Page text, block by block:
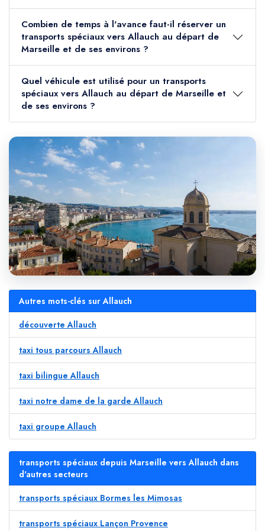
Combien de temps à l'avance faut-il réserver un
transports spéciaux vers Allauch au départ de
Marseille et de ses environs ?
Quel véhicule est utilisé pour un transports
spéciaux vers Allauch au départ de Marseille et
de ses environs ?
Autres mots-clés sur Allauch
découverte Allauch
taxi tous parcours Allauch
taxi bilingue Allauch
taxi notre dame de la garde Allauch
taxi groupe Allauch
transports spéciaux depuis Marseille vers Allauch dans
d'autres secteurs
transports spéciaux Bormes les Mimosas
transports spéciaux Lançon Provence